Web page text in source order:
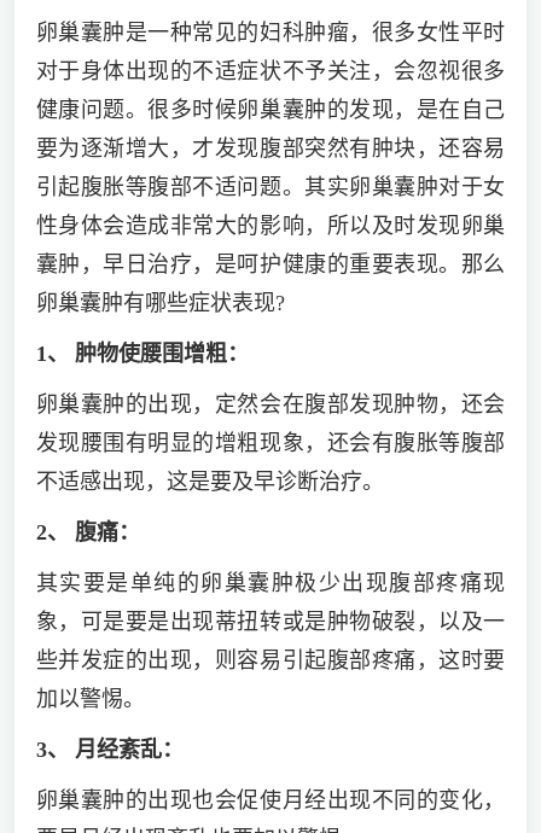
卵巢囊肿是一种常见的妇科肿瘤，很多女性平时
对于身体出现的不适症状不予关注，会忽视很多
健康问题。很多时候卵巢囊肿的发现，是在自己
要为逐渐增大，才发现腹部突然有肿块，还容易
引起腹胀等腹部不适问题。其实卵巢囊肿对于女
性身体会造成非常大的影响，所以及时发现卵巢
囊肿，早日治疗，是呵护健康的重要表现。那么
卵巢囊肿有哪些症状表现?
1、 肿物使腰围增粗：
卵巢囊肿的出现，定然会在腹部发现肿物，还会
发现腰围有明显的增粗现象，还会有腹胀等腹部
不适感出现，这是要及早诊断治疗。
2、 腹痛：
其实要是单纯的卵巢囊肿极少出现腹部疼痛现
象，可是要是出现蒂扭转或是肿物破裂，以及一
些并发症的出现，则容易引起腹部疼痛，这时要
加以警惕。
3、 月经紊乱：
卵巢囊肿的出现也会促使月经出现不同的变化，